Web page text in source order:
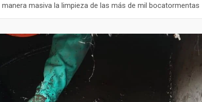
masiva la limpieza de las más de mil bocatormentas